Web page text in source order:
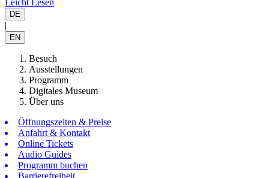
Leicht Lesen
DE
|
EN
Besuch
Ausstellungen
Programm
Digitales Museum
Über uns
Öffnungszeiten & Preise
Anfahrt & Kontakt
Online Tickets
Audio Guides
Programm buchen
Barrierefreiheit